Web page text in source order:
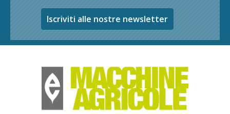
Iscriviti alle nostre newsletter